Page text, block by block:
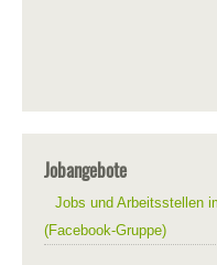
Jobangebote
Jobs und Arbeitsstellen
(Facebook-Gruppe)